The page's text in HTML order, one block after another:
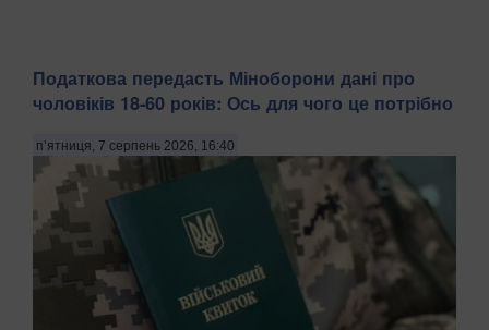
Податкова передасть Міноборони дані про
чоловіків 18-60 років: Ось для чого це потрібно
п’ятниця, 7 серпень 2026, 16:40